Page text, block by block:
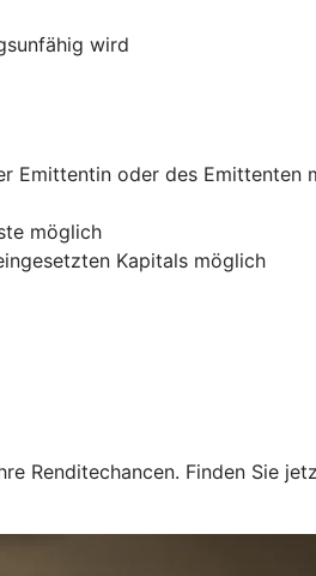
wird
Emittentin oder des Emittenten
möglich
Kapitals möglich
Renditechancen. Finden Sie